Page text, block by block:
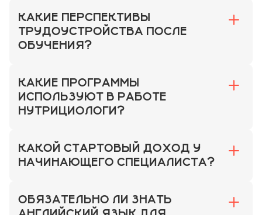
КАКИЕ ПЕРСПЕКТИВЫ
ТРУДОУСТРОЙСТВА ПОСЛЕ
ОБУЧЕНИЯ?
КАКИЕ ПРОГРАММЫ
ИСПОЛЬЗУЮТ В РАБОТЕ
НУТРИЦИОЛОГИ?
КАКОЙ СТАРТОВЫЙ ДОХОД У
НАЧИНАЮЩЕГО СПЕЦИАЛИСТА?
ОБЯЗАТЕЛЬНО ЛИ ЗНАТЬ